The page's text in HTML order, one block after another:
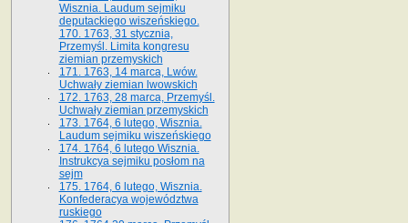
Wisznia. Laudum sejmiku
deputackiego wiszeńskiego.
170. 1763, 31 stycznia,
Przemyśl. Limita kongresu
ziemian przemyskich
171. 1763, 14 marca, Lwów.
Uchwały ziemian lwowskich
172. 1763, 28 marca, Przemyśl.
Uchwały ziemian przemyskich
173. 1764, 6 lutego, Wisznia.
Laudum sejmiku wiszeńskiego
174. 1764, 6 lutego Wisznia.
Instrukcya sejmiku posłom na
sejm
175. 1764, 6 lutego, Wisznia.
Konfederacya województwa
ruskiego